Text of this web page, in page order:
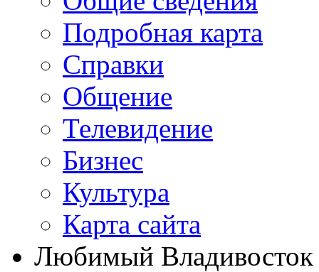
Подробная карта
Справки
Общение
Телевидение
Бизнеc
Культура
Карта сайта
Любимый Владивосток